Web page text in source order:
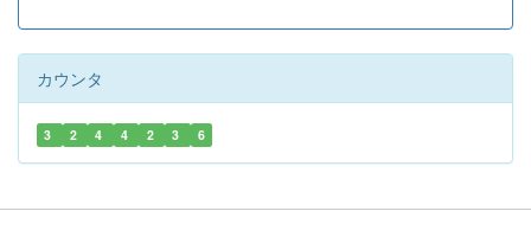
カウンタ
3 2 4 4 2 3 6